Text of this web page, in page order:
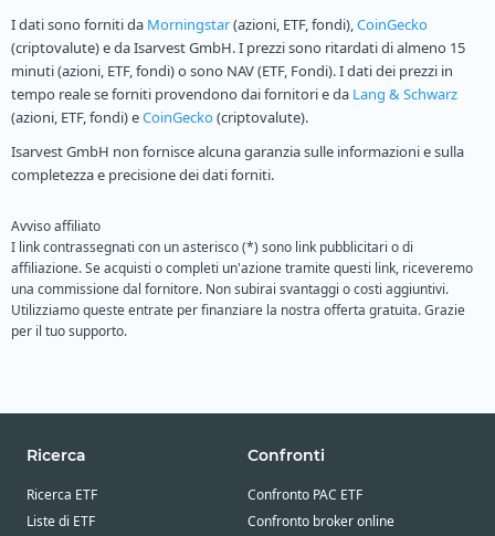
I dati sono forniti da Morningstar(azioni, ETF, fondi),CoinGecko
(criptovalute) e da Isarvest GmbH. I prezzi sono ritardati di almeno 15
minuti (azioni, ETF, fondi) o sono NAV (ETF, Fondi). I dati dei prezzi in
tempo reale se forniti provendono dai fornitori e da Lang & Schwarz
(azioni, ETF, fondi) eCoinGecko(criptovalute).
Isarvest GmbH non fornisce alcuna garanzia sulle informazioni e sulla
completezza e precisione dei dati forniti.
Avviso affiliato
I link contrassegnati con un asterisco (*) sono link pubblicitari o di
affiliazione. Se acquisti o completi un'azione tramite questi link, riceveremo
una commissione dal fornitore. Non subirai svantaggi o costi aggiuntivi.
Utilizziamo queste entrate per finanziare la nostra offerta gratuita. Grazie
per il tuo supporto.
Ricerca
Ricerca ETF
Liste di ETF
Confronti
Confronto PAC ETF
Confronto broker online